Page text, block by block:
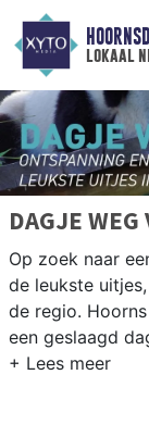
lokaal
DAGJE
Op zoek naar
de leukste
de regio.
een geslaagd